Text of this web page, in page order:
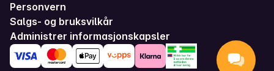
Personvern
Salgs- og bruksvilkår
Administrer informasjonskapsler